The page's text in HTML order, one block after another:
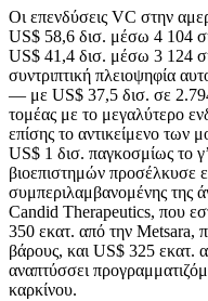
Οι επενδύσεις VC στην
US$ 58,6 δισ. μέσω 4 104
US$ 41,4 δισ. μέσω 3 124
συντριπτική πλειοψηφία
— με US$ 37,5 δισ. σε
τομέας με το μεγαλύτερο
επίσης το αντικείμενο
US$ 1 δισ. παγκοσμίως το
βιοεπιστημών προσέλκυσε
συμπεριλαμβανομένης της
Candid Therapeutics, που
350 εκατ. από την Metsara,
βάρους, και US$ 325 εκατ.
αναπτύσσει
καρκίνου.